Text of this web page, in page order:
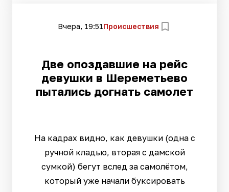
Вчера, 19:51Происшествия
Две опоздавшие на рейс
девушки в Шереметьево
пытались догнать самолет
На кадрах видно, как девушки (одна с
ручной кладью, вторая с дамской
сумкой) бегут вслед за самолётом,
который уже начали буксировать